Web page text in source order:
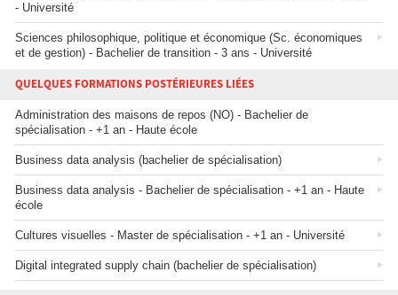
- Université
Sciences philosophique, politique et économique (Sc. économiques
et de gestion) - Bachelier de transition - 3 ans - Université
QUELQUES FORMATIONS POSTÉRIEURES LIÉES
Administration des maisons de repos (NO) - Bachelier de
spécialisation - +1 an - Haute école
Business data analysis (bachelier de spécialisation)
Business data analysis - Bachelier de spécialisation - +1 an - Haute
école
Cultures visuelles - Master de spécialisation - +1 an - Université
Digital integrated supply chain (bachelier de spécialisation)